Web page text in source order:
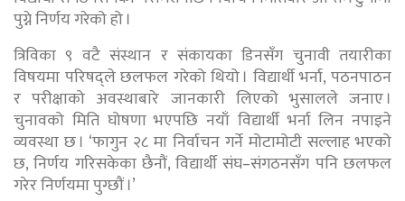
पुग्ने निर्णय गरेको हो ।
त्रिविका ९ वटै संस्थान र संकायका डिनसँग चुनावी तयारीका
विषयमा परिषद्ले छलफल गरेको थियो । विद्यार्थी भर्ना, पठनपाठन
र परीक्षाको अवस्थाबारे जानकारी लिएको भुसालले जनाए ।
चुनावको मिति घोषणा भएपछि नयाँ विद्यार्थी भर्ना लिन नपाइने
व्यवस्था छ । ‘फागुन २८ मा निर्वाचन गर्ने मोटामोटी सल्लाह भएको
छ, निर्णय गरिसकेका छैनौं, विद्यार्थी संघ–संगठनसँग पनि छलफल
गरेर निर्णयमा पुग्छौं ।’